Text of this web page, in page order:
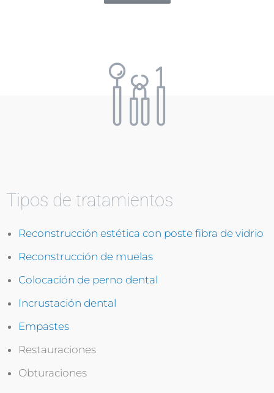
Tipos de tratamientos
Reconstrucción estética con poste fibra de vidrio
Reconstrucción de muelas
Colocación de perno dental
Incrustación dental
Empastes
Restauraciones
Obturaciones